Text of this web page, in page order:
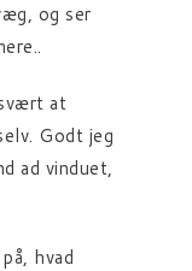
og ser
at
Godt jeg
ad vinduet,
hvad